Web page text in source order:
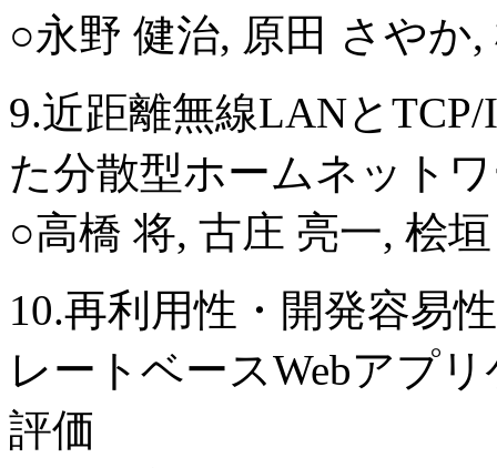
○永野 健治, 原田 さやか
9.近距離無線LANと
た分散型ホームネット
○高橋 将, 古庄 亮一, 桧
10.再利用性・開発容易
レートベースWebアプ
評価